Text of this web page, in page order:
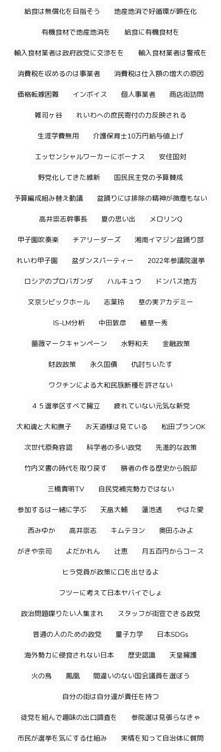
給食は無償化を目指そう 地産地消で好循環が顕在化
有機食材で地産地消を 給食に有機食材を
輸入食材業者は政府政党に交渉をを 輸入食材業者は警戒を
消費税を収めるのは事業者 消費税は仕入額の増大の原因
価格転嫁困難 インボイス 個人事業者 商店街訪問
雑司ヶ谷 れいわへの庶民寄付の力反映される
生涯学費無用 介護保育士10万円給与値上げ
エッセンシャルワーカーにボーナス 安住国対
野党化してきた維新 国民民主党の予算賛成
予算編成組み替え動議 盆踊りには排除の精神が微塵もない
高井崇志幹事長 夏の思い出 メロリンQ
甲子園吹奏楽 チアリーダーズ 湘南イマジン盆踊り部
れいわ甲子園 盆ダンスパーティー 2022年参議院選挙
ロシアのプロバガンダ ハルキュウ ドンパス地方
文京シビックホール 志葉玲 草の実アカデミー
IS-LM分析 中田敦彦 植草一秀
薔薇マークキャンペーン 水野和夫 金融政策
財政政策 永久国債 仇討ちいたす
ワクチンによる大和民族断種を許さない
４５選挙区すべて擁立 疲れていない元気な新党
大和魂と大和撫子 お天道様は見ている 松田プランOK
次世代原発容認 科学者の多い政党 先進的な政策
竹内文書の時代を取り戻す 勝者の作る歴史から脱却
三橋貴明TV 自民党補完勢力ではない
参加するは一緒に学ぶ 天畠大輔 蓮池透 やはた愛
西みゆか 高井崇志 キムテヨン 奥田ふみよ
がきや宗司 よだかれん 辻恵 月五百円からコース
ヒラ党員が政策に口を出せるよ
フツーに考えて日本ヤバイでしょ
政治問題喋りたい人集まれ スタッフが街宣できる政党
普通の人のための政党 量子力学 日本SDGs
海外勢力に侵食されない日本 歴史認識 天皇擁護
火の鳥 鳳凰 間違いのない国会議員を選ぼう
自分の街は自分達が責任を持つ
徒党を組んで趣味の出口調査を 参院選は見張らなきゃ
市民が選挙を気にする仕組み 実情を知って自治体に質問